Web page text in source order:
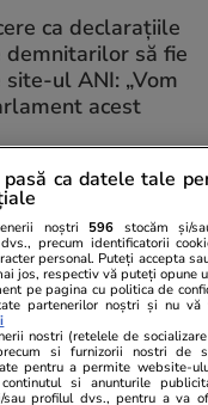
ca declarațiile
demnitarilor să fie
ul ANI: „Vom
acest
pasă ca datele tale
noștri 596 stocăm și/
precum identificatorii
personal. Puteți accepta
jos, respectiv vă puteți opune
pe pagina cu politica de
partenerilor noștri și nu vă
nostri (retelele de
si furnizorii nostri de
pentru a permite website-
continutul si anunturile
sau profilul dvs., pentru a va